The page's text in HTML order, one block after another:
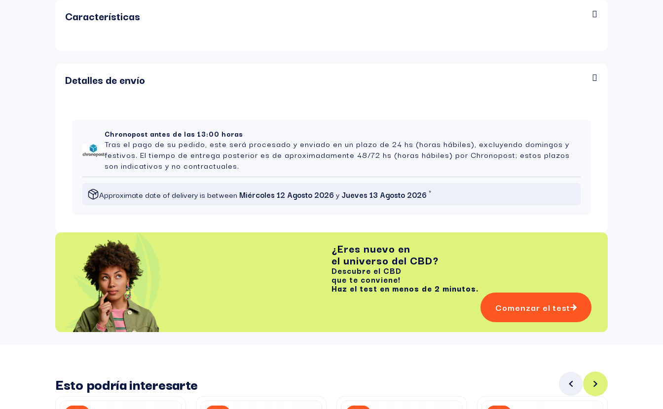
Características
Detalles de envío
Chronopost antes de las 13:00 horas
Tras el pago de su pedido, este será procesado y enviado en un plazo de 24 hs (horas hábiles), excluyendo domingos y
festivos. El tiempo de entrega posterior es de aproximadamente 48/72 hs (horas hábiles) por Chronopost; estos plazos
son indicativos y no contractuales.
Approximate date of delivery is between Miércoles 12 Agosto 2026 y Jueves 13 Agosto 2026 *
¿Eres nuevo en
el universo del CBD?
Descubre el CBD
que te conviene!
Haz el test en menos de 2 minutos.
Comenzar el test
Esto podría interesarte